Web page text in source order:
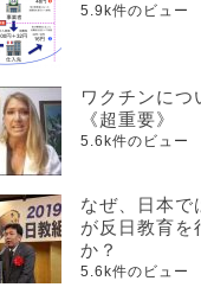
5.9k件のビュー
ワクチンにつ
《超重要》
5.6k件のビュー
なぜ、日本で
が反日教育を
か？
5.6k件のビュー